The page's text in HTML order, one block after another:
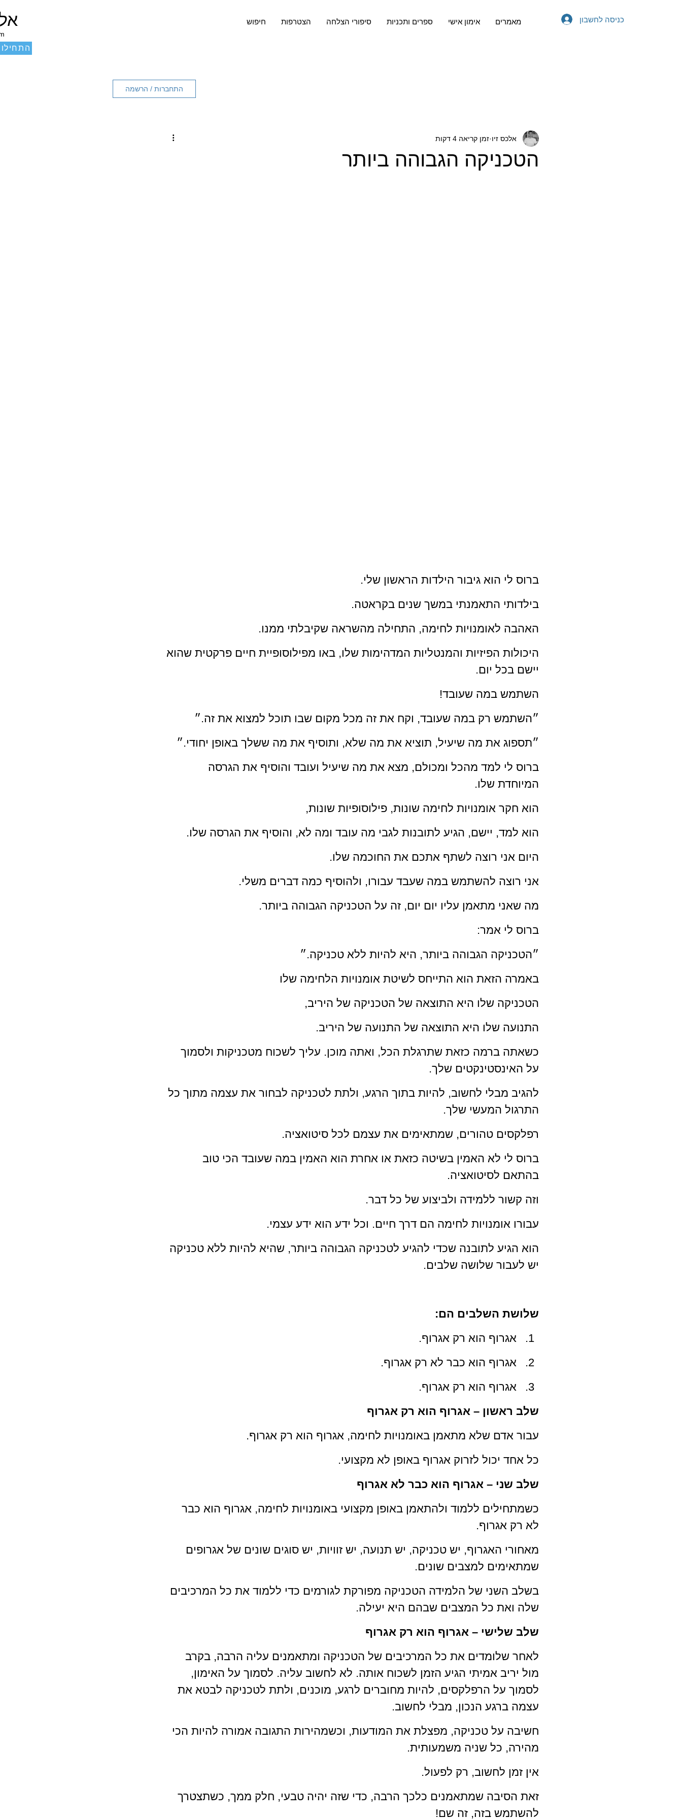
חיפוש הצטרפות סיפורי הצלחה ספרים ותכניות אימון אישי מאמרים כניסה לחשבון
התחילו
התחברות / הרשמה
הטכניקה הגבוהה ביותר
אלכס זיו זמן קריאה 4 דקות
ברוס לי הוא גיבור הילדות הראשון שלי.
בילדותי התאמנתי במשך שנים בקראטה.
האהבה לאומנויות לחימה, התחילה מהשראה שקיבלתי ממנו.
היכולות הפיזיות והמנטליות המדהימות שלו, באו מפילוסופיית חיים פרקטית שהוא
יישם בכל יום.
השתמש במה שעובד!
״השתמש רק במה שעובד, וקח את זה מכל מקום שבו תוכל למצוא את זה.״
״תספוג את מה שיעיל, תוציא את מה שלא, ותוסיף את מה ששלך באופן יחודי.״
ברוס לי למד מהכל ומכולם, מצא את מה שיעיל ועובד והוסיף את הגרסה
המיוחדת שלו.
הוא חקר אומנויות לחימה שונות, פילוסופיות שונות,
הוא למד, יישם, הגיע לתובנות לגבי מה עובד ומה לא, והוסיף את הגרסה שלו.
היום אני רוצה לשתף אתכם את החוכמה שלו.
אני רוצה להשתמש במה שעבד עבורו, ולהוסיף כמה דברים משלי.
מה שאני מתאמן עליו יום יום, זה על הטכניקה הגבוהה ביותר.
ברוס לי אמר:
״הטכניקה הגבוהה ביותר, היא להיות ללא טכניקה.״
באמרה הזאת הוא התייחס לשיטת אומנויות הלחימה שלו
הטכניקה שלו היא התוצאה של הטכניקה של היריב,
התנועה שלו היא התוצאה של התנועה של היריב.
כשאתה ברמה כזאת שתרגלת הכל, ואתה מוכן. עליך לשכוח מטכניקות ולסמוך
על האינסטינקטים שלך.
להגיב מבלי לחשוב, להיות בתוך הרגע, ולתת לטכניקה לבחור את עצמה מתוך כל
התרגול המעשי שלך.
רפלקסים טהורים, שמתאימים את עצמם לכל סיטואציה.
ברוס לי לא האמין בשיטה כזאת או אחרת הוא האמין במה שעובד הכי טוב
בהתאם לסיטואציה.
וזה קשור ללמידה ולביצוע של כל דבר.
עבורו אומנויות לחימה הם דרך חיים. וכל ידע הוא ידע עצמי.
הוא הגיע לתובנה שכדי להגיע לטכניקה הגבוהה ביותר, שהיא להיות ללא טכניקה
יש לעבור שלושה שלבים.
שלושת השלבים הם:
אגרוף הוא רק אגרוף.
אגרוף הוא כבר לא רק אגרוף.
אגרוף הוא רק אגרוף.
שלב ראשון – אגרוף הוא רק אגרוף
עבור אדם שלא מתאמן באומנויות לחימה, אגרוף הוא רק אגרוף.
כל אחד יכול לזרוק אגרוף באופן לא מקצועי.
שלב שני – אגרוף הוא כבר לא אגרוף
כשמתחילים ללמוד ולהתאמן באופן מקצועי באומנויות לחימה, אגרוף הוא כבר
לא רק אגרוף.
מאחורי האגרוף, יש טכניקה, יש תנועה, יש זוויות, יש סוגים שונים של אגרופים
שמתאימים למצבים שונים.
בשלב השני של הלמידה הטכניקה מפורקת לגורמים כדי ללמוד את כל המרכיבים
שלה ואת כל המצבים שבהם היא יעילה.
שלב שלישי – אגרוף הוא רק אגרוף
לאחר שלומדים את כל המרכיבים של הטכניקה ומתאמנים עליה הרבה, בקרב
מול יריב אמיתי הגיע הזמן לשכוח אותה. לא לחשוב עליה. לסמוך על האימון,
לסמוך על הרפלקסים, להיות מחוברים לרגע, מוכנים, ולתת לטכניקה לבטא את
עצמה ברגע הנכון, מבלי לחשוב.
חשיבה על טכניקה, מפצלת את המודעות, וכשמהירות התגובה אמורה להיות הכי
מהירה, כל שניה משמעותית.
אין זמן לחשוב, רק לפעול.
זאת הסיבה שמתאמנים כלכך הרבה, כדי שזה יהיה טבעי, חלק ממך, כשתצטרך
להשתמש בזה, זה שם!